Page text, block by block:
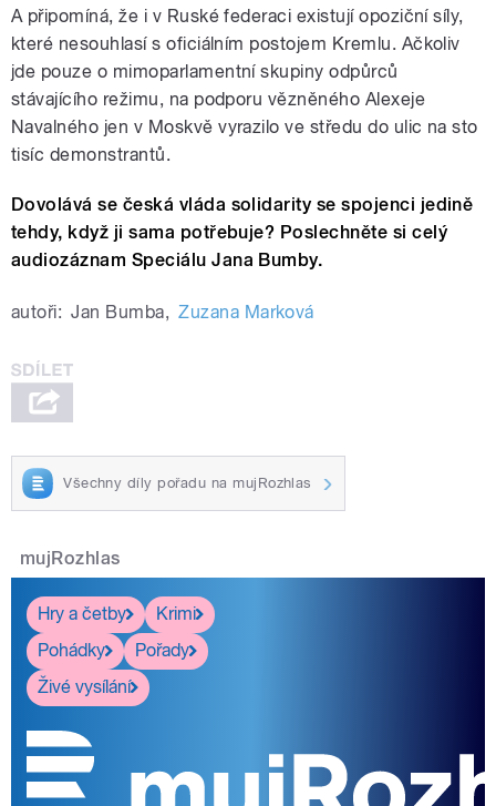
A připomíná, že i v Ruské federaci existují opoziční síly,
které nesouhlasí s oficiálním postojem Kremlu. Ačkoliv
jde pouze o mimoparlamentní skupiny odpůrců
stávajícího režimu, na podporu vězněného Alexeje
Navalného jen v Moskvě vyrazilo ve středu do ulic na sto
tisíc demonstrantů.
Dovolává se česká vláda solidarity se spojenci jedině
tehdy, když ji sama potřebuje? Poslechněte si celý
audiozáznam Speciálu Jana Bumby.
autoři: Jan Bumba, Zuzana Marková
Všechny díly pořadu na mujRozhlas
mujRozhlas
Hry a četby
Krimi
Pohádky
Pořady
Živé vysílání